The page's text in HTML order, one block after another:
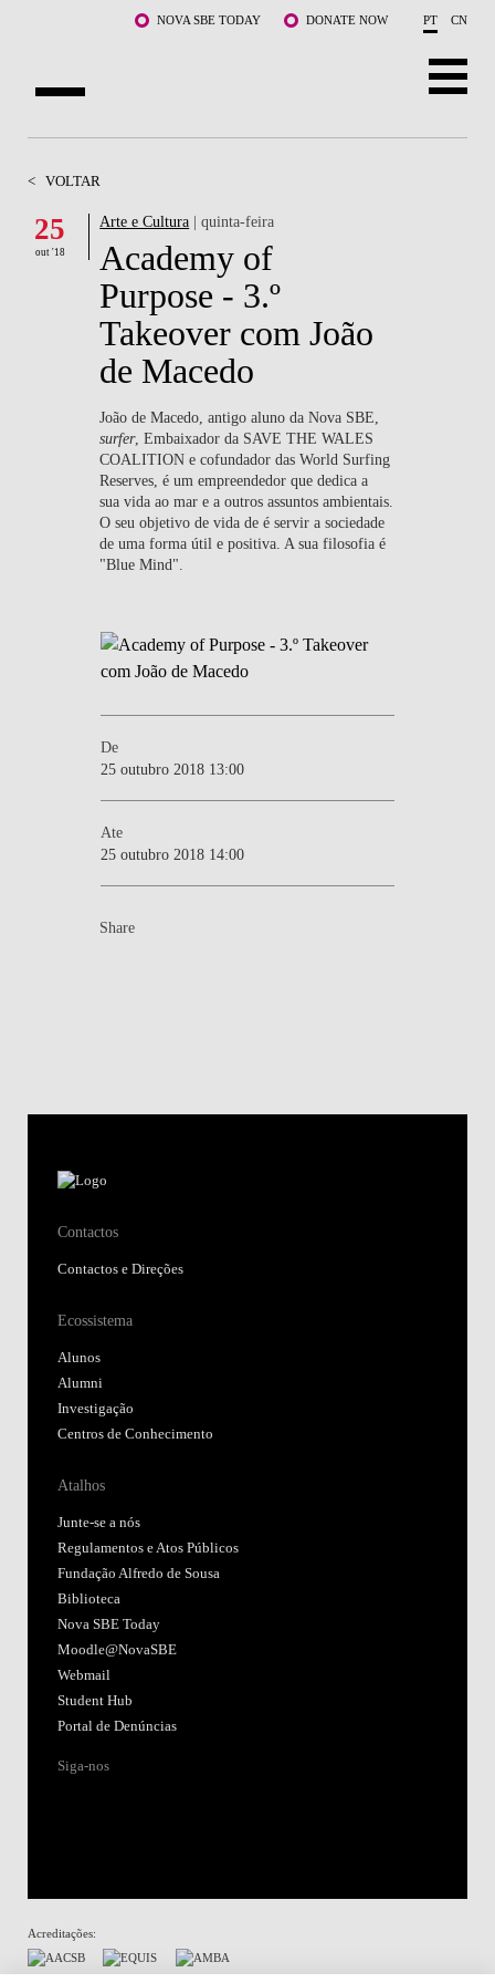
Saltar para o conteúdo principalNOVA SBE TODAY DONATE NOW PT CN
DOCENTES E INVESTIGAÇÃO
COMUNIDADE
< VOLTAR
25
out '18
Arte e Cultura | quinta-feira
Academy of
Purpose - 3.º
Takeover com João
de Macedo
João de Macedo, antigo aluno da Nova SBE,
surfer, Embaixador da SAVE THE WALES
COALITION e cofundador das World Surfing
Reserves, é um empreendedor que dedica a
sua vida ao mar e a outros assuntos ambientais.
O seu objetivo de vida de é servir a sociedade
de uma forma útil e positiva. A sua filosofia é
"Blue Mind".​
De
25 outubro 2018 13:00
Ate
25 outubro 2018 14:00
Share
Contactos
Contactos e Direções
Ecossistema
Alunos
Alumni
Investigação
Centros de Conhecimento
Atalhos
Junte-se a nós
Regulamentos e Atos Públicos
Fundação Alfredo de Sousa
Biblioteca
Nova SBE Today
Moodle@NovaSBE
Webmail
Student Hub
Portal de Denúncias
Siga-nos
Acreditações: